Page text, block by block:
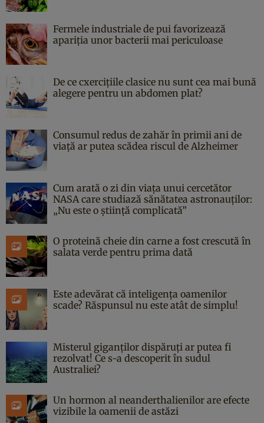
Fermele industriale de pui favorizează
apariția unor bacterii mai periculoase
De ce cxercițiile clasice nu sunt cea mai bună
alegere pentru un abdomen plat?
Consumul redus de zahăr în primii ani de
viață ar putea scădea riscul de Alzheimer
Cum arată o zi din viața unui cercetător
NASA care studiază sănătatea astronauților:
„Nu este o știință complicată”
O proteină cheie din carne a fost crescută în
salata verde pentru prima dată
Este adevărat că inteligența oamenilor
scade? Răspunsul nu este atât de simplu!
Misterul giganților dispăruți ar putea fi
rezolvat! Ce s-a descoperit în sudul
Australiei?
Un hormon al neanderthalienilor are efecte
vizibile la oamenii de astăzi